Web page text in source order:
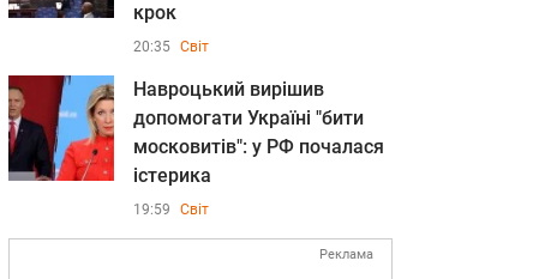
крок
20:35 Світ
Навроцький вирішив
допомогати Україні "бити
московитів": у РФ почалася
істерика
19:59 Світ
Реклама